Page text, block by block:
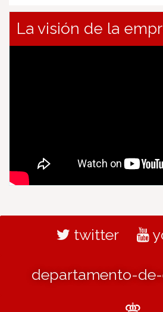
La visión de la
twitter
departamento-